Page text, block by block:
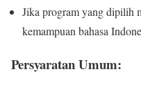
Jika program yang dipilih
kemampuan bahasa
Persyaratan Umum: